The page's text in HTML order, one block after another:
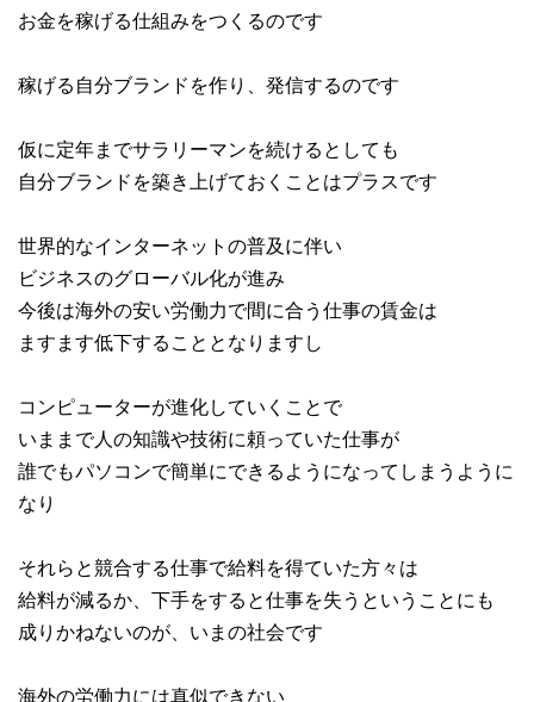
お金を稼げる仕組みをつくるのです
稼げる自分ブランドを作り、発信するのです
仮に定年までサラリーマンを続けるとしても
自分ブランドを築き上げておくことはプラスです
世界的なインターネットの普及に伴い
ビジネスのグローバル化が進み
今後は海外の安い労働力で間に合う仕事の賃金は
ますます低下することとなりますし
コンピューターが進化していくことで
いままで人の知識や技術に頼っていた仕事が
誰でもパソコンで簡単にできるようになってしまうように
なり
それらと競合する仕事で給料を得ていた方々は
給料が減るか、下手をすると仕事を失うということにも
成りかねないのが、いまの社会です
海外の労働力には真似できない